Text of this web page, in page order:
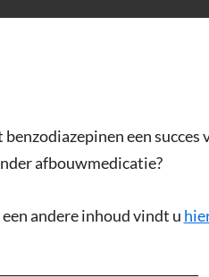
een succes
afbouwmedicatie?
andere inhoud vindt u